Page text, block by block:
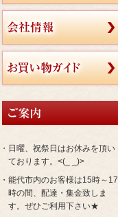
・日曜、祝祭日はお休みを頂い
ております。<(_ _)>
・能代市内のお客様は15時～17
時の間、配達・集金致しま
す。ぜひご利用下さい★